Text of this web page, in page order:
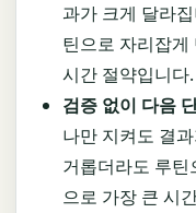
과가 크게 달라
틴으로 자리잡
시간 절약입니다.
검증 없이 다음
나만 지켜도 결
거롭더라도 루
으로 가장 큰 시